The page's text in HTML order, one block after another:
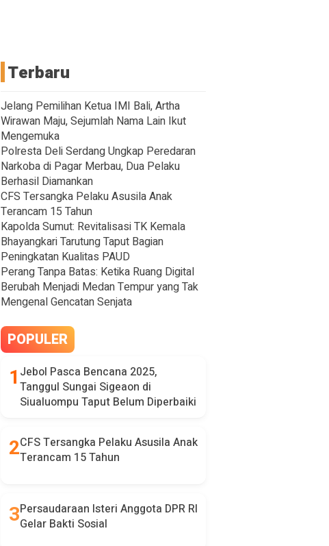
Terbaru
Jelang Pemilihan Ketua IMI Bali, Artha
Wirawan Maju, Sejumlah Nama Lain Ikut
Mengemuka
Polresta Deli Serdang Ungkap Peredaran
Narkoba di Pagar Merbau, Dua Pelaku
Berhasil Diamankan
CFS Tersangka Pelaku Asusila Anak
Terancam 15 Tahun
Kapolda Sumut: Revitalisasi TK Kemala
Bhayangkari Tarutung Taput Bagian
Peningkatan Kualitas PAUD
Perang Tanpa Batas: Ketika Ruang Digital
Berubah Menjadi Medan Tempur yang Tak
Mengenal Gencatan Senjata
POPULER
Jebol Pasca Bencana 2025,
Tanggul Sungai Sigeaon di
Siualuompu Taput Belum Diperbaiki
CFS Tersangka Pelaku Asusila Anak
Terancam 15 Tahun
Persaudaraan Isteri Anggota DPR RI
Gelar Bakti Sosial